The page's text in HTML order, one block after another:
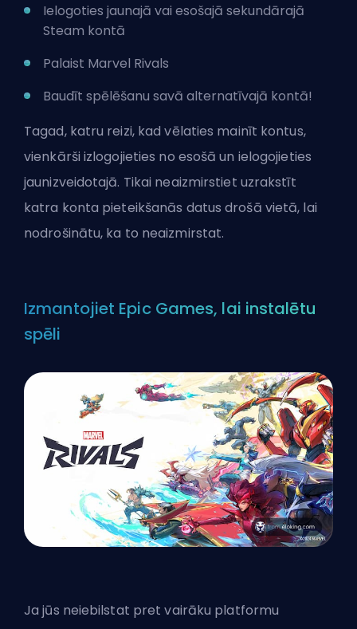
Ielogoties jaunajā vai esošajā sekundārajā
Steam kontā
Palaist Marvel Rivals
Baudīt spēlēšanu savā alternatīvajā kontā!
Tagad, katru reizi, kad vēlaties mainīt kontus,
vienkārši izlogojieties no esošā un ielogojieties
jaunizveidotajā. Tikai neaizmirstiet uzrakstīt
katra konta pieteikšanās datus drošā vietā, lai
nodrošinātu, ka to neaizmirstat.
Izmantojiet Epic Games, lai instalētu
spēli
Ja jūs neiebilstat pret vairāku platformu